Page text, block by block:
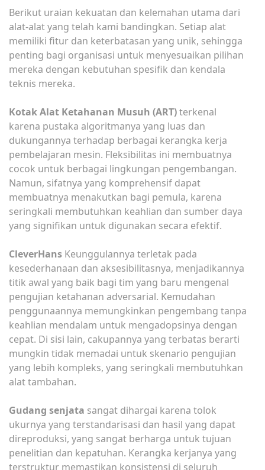
Berikut uraian kekuatan dan kelemahan utama dari
alat-alat yang telah kami bandingkan. Setiap alat
memiliki fitur dan keterbatasan yang unik, sehingga
penting bagi organisasi untuk menyesuaikan pilihan
mereka dengan kebutuhan spesifik dan kendala
teknis mereka.
Kotak Alat Ketahanan Musuh (ART)terkenal
karena pustaka algoritmanya yang luas dan
dukungannya terhadap berbagai kerangka kerja
pembelajaran mesin. Fleksibilitas ini membuatnya
cocok untuk berbagai lingkungan pengembangan.
Namun, sifatnya yang komprehensif dapat
membuatnya menakutkan bagi pemula, karena
seringkali membutuhkan keahlian dan sumber daya
yang signifikan untuk digunakan secara efektif.
CleverHans Keunggulannya terletak pada
kesederhanaan dan aksesibilitasnya, menjadikannya
titik awal yang baik bagi tim yang baru mengenal
pengujian ketahanan adversarial. Kemudahan
penggunaannya memungkinkan pengembang tanpa
keahlian mendalam untuk mengadopsinya dengan
cepat. Di sisi lain, cakupannya yang terbatas berarti
mungkin tidak memadai untuk skenario pengujian
yang lebih kompleks, yang seringkali membutuhkan
alat tambahan.
Gudang senjata sangat dihargai karena tolok
ukurnya yang terstandarisasi dan hasil yang dapat
direproduksi, yang sangat berharga untuk tujuan
penelitian dan kepatuhan. Kerangka kerjanya yang
terstruktur memastikan konsistensi di seluruh